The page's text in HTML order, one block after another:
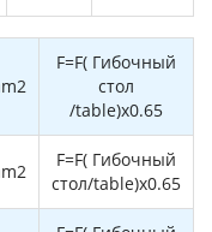
F=F( Гибочный
стол
/table)x0.65
F=F( Гибочный
стол/table)x0.65